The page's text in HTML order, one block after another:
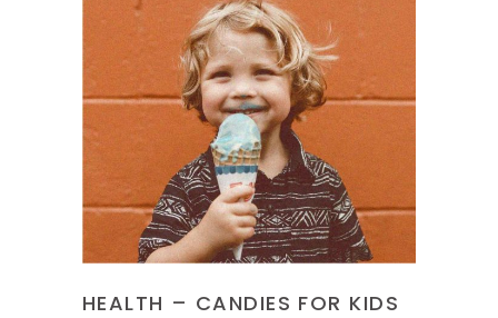
HEALTH – CANDIES FOR KIDS